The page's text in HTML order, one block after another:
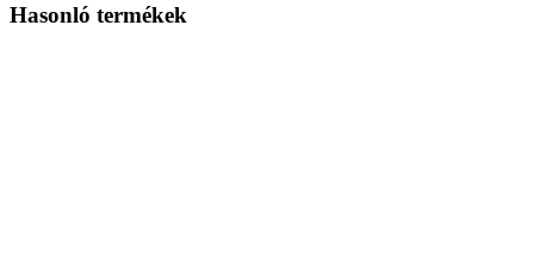
Hasonló termékek